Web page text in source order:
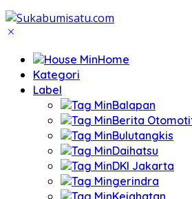
Home
Kategori
Label
Balapan
Berita
Bulutangkis
Daihatsu
DKI Jakarta
gerindra
Kejahatan